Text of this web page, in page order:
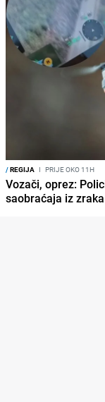
/REGIJA I PRIJE OKO 11H
Vozači, oprez:
saobraćaja iz zraka